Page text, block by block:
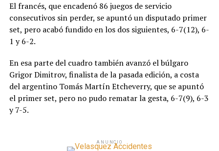
El francés, que encadenó 86 juegos de servicio
consecutivos sin perder, se apuntó un disputado primer
set, pero acabó fundido en los dos siguientes, 6-7(12), 6-
1 y 6-2.
En esa parte del cuadro también avanzó el búlgaro
Grigor Dimitrov, finalista de la pasada edición, a costa
del argentino Tomás Martín Etcheverry, que se apuntó
el primer set, pero no pudo rematar la gesta, 6-7(9), 6-3
y 7-5.
ANUNCIO